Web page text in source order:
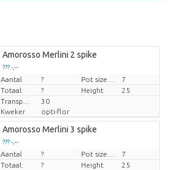
Amorosso Merlini 2 spike
??? -,--
Prijs per stuk
Aantal ?
7
Totaal:
? Height
25
30
Kweker
opti-flor
Amorosso Merlini 3 spike
??? -,--
Prijs per stuk
Aantal ?
7
Totaal:
? Height
25